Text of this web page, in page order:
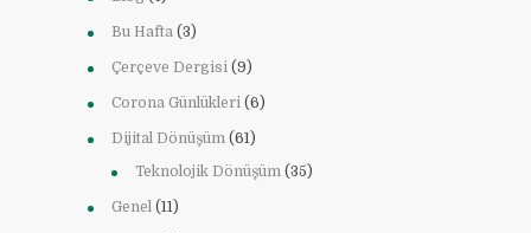
Bu Hafta (3)
Çerçeve Dergisi (9)
Corona Günlükleri (6)
Dijital Dönüşüm (61)
Teknolojik Dönüşüm (35)
Genel (11)